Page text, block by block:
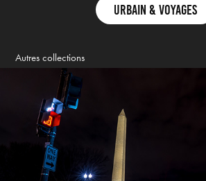
Urbain & Voyages
Autres collections
Washington & Philadelphie